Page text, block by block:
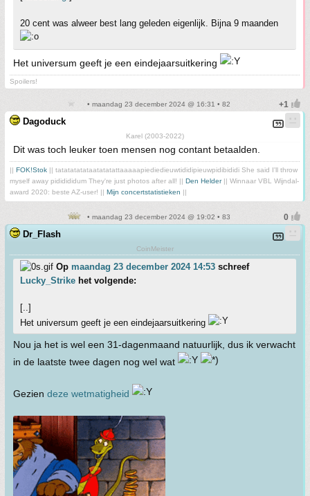
20 cent was alweer best lang geleden eigenlijk. Bijna 9 maanden
Het universum geeft je een eindejaarsuitkering
Spoilers!
• maandag 23 december 2024 @ 16:31 • 82
Dagoduck
Karel (2003-2022)
Dit was toch leuker toen mensen nog contant betaalden.
|| FOK!Stok || tatatatatataatatatattaaaaapiediedieuwtididipieuwpidibididi She said I'll throw
myself away pididididum They're just photos after all! || Den Helder|| Winnaar VBL Wijndal-
award 2020: beste AZ-user! || Mijn concertstatistieken ||
• maandag 23 december 2024 @ 19:02 • 83
Dr_Flash
CoinMeister
Op maandag 23 december 2024 14:53 schreef
Lucky_Strike het volgende:
[..]
Het universum geeft je een eindejaarsuitkering
Nou ja het is wel een 31-dagenmaand natuurlijk, dus ik verwacht
in de laatste twee dagen nog wel wat
Gezien deze wetmatigheid